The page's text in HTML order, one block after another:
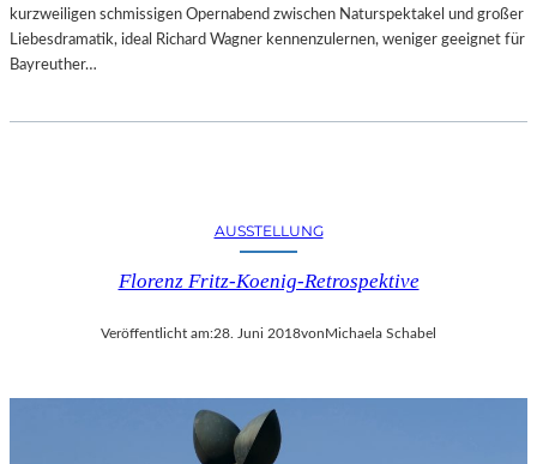
kurzweiligen schmissigen Opernabend zwischen Naturspektakel und großer
Liebesdramatik, ideal Richard Wagner kennenzulernen, weniger geeignet für
Bayreuther…
AUSSTELLUNG
Florenz Fritz-Koenig-Retrospektive
Veröffentlicht am:28. Juni 2018von Michaela Schabel